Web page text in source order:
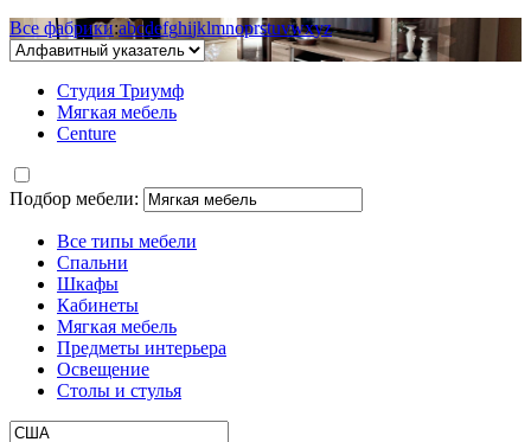
Все фабрики:abcdefghijklmnoprstuvwxyz
Студия Триумф
Мягкая мебель
Centure
Подбор мебели:
Все типы мебели
Спальни
Шкафы
Кабинеты
Мягкая мебель
Предметы интерьера
Освещение
Столы и стулья